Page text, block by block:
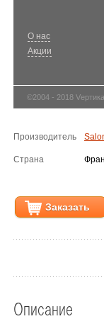
О нас
Акции
©2004 - 2018
Производитель
Страна
Заказать
Описание